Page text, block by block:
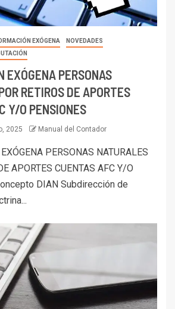
EXÓGENA
NOVEDADES
EXÓGENA PERSONAS
RETIROS DE APORTES
Y/O PENSIONES
2025 Manual del Contador
PERSONAS NATURALES
APORTES CUENTAS AFC Y/O
DIAN Subdirección de